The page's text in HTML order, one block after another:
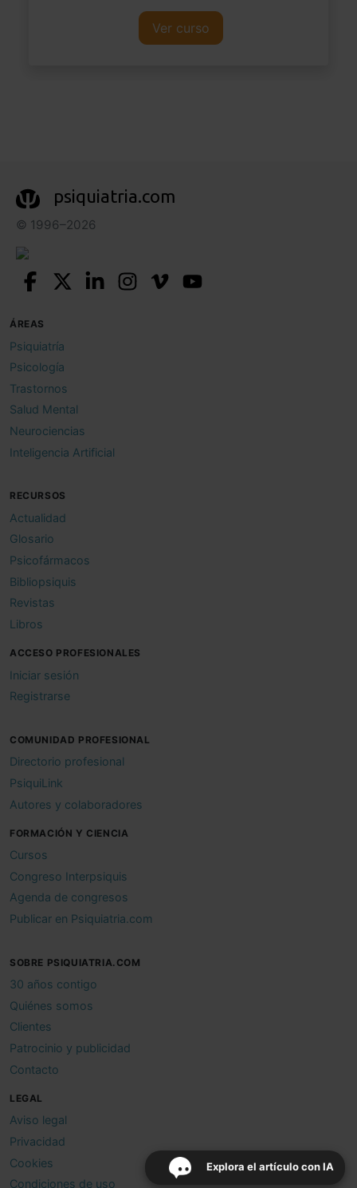
Ver curso
Explora el artículo con IA
psiquiatria.com
© 1996–2026
ÁREAS
Psiquiatría
Psicología
Trastornos
Salud Mental
Neurociencias
Inteligencia Artificial
RECURSOS
Actualidad
Glosario
Psicofármacos
Bibliopsiquis
Revistas
Libros
ACCESO PROFESIONALES
Iniciar sesión
Registrarse
COMUNIDAD PROFESIONAL
Directorio profesional
PsiquiLink
Autores y colaboradores
FORMACIÓN Y CIENCIA
Cursos
Congreso Interpsiquis
Agenda de congresos
Publicar en Psiquiatria.com
SOBRE PSIQUIATRIA.COM
30 años contigo
Quiénes somos
Clientes
Patrocinio y publicidad
Contacto
LEGAL
Aviso legal
Privacidad
Cookies
Condiciones de uso